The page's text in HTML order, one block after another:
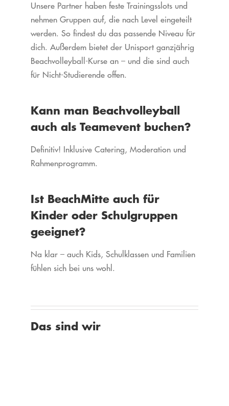
Unsere Partner haben feste Trainingsslots und
nehmen Gruppen auf, die nach Level eingeteilt
werden. So findest du das passende Niveau für
dich. Außerdem bietet der Unisport ganzjährig
Beachvolleyball-Kurse an – und die sind auch
für Nicht-Studierende offen.
Kann man Beachvolleyball
auch als Teamevent buchen?
Definitiv! Inklusive Catering, Moderation und
Rahmenprogramm.
Ist BeachMitte auch für
Kinder oder Schulgruppen
geeignet?
Na klar – auch Kids, Schulklassen und Familien
fühlen sich bei uns wohl.
Das sind wir